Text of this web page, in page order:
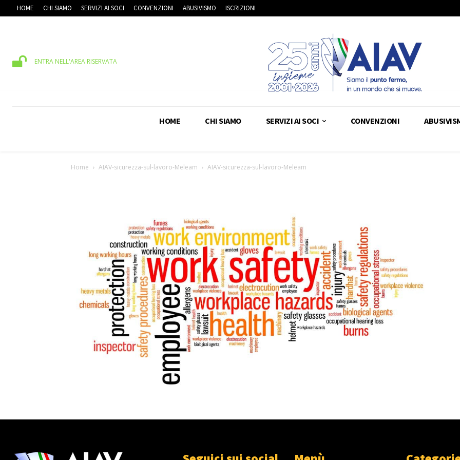
HOME CHI SIAMO SERVIZI AI SOCI CONVENZIONI ABUSIVISMO ISCRIZIONI
ENTRA NELL'AREA RISERVATA
HOME CHI SIAMO SERVIZI AI SOCI CONVENZIONI
Home AIAV-sicurezza-sul-lavoro-Meleam AIAV-sicurezza-sul-lavoro-Meleam